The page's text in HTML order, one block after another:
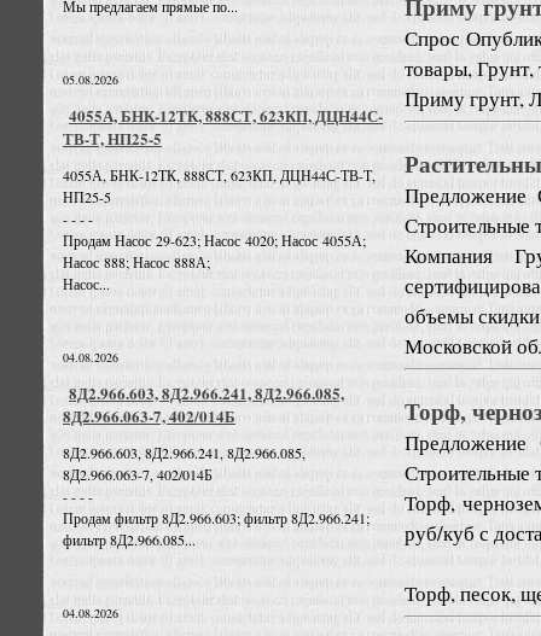
Мы предлагаем прямые по...
05.08.2026
4055А, БНК-12ТК, 888СТ, 623КП, ДЦН44С-
ТВ-Т, НП25-5
4055А, БНК-12ТК, 888СТ, 623КП, ДЦН44С-ТВ-Т,
НП25-5
- - - -
Продам Насос 29-623; Насос 4020; Насос 4055А;
Насос 888; Насос 888А;
Насос...
04.08.2026
8Д2.966.603, 8Д2.966.241, 8Д2.966.085,
8Д2.966.063-7, 402/014Б
8Д2.966.603, 8Д2.966.241, 8Д2.966.085,
8Д2.966.063-7, 402/014Б
- - - -
Продам фильтр 8Д2.966.603; фильтр 8Д2.966.241;
фильтр 8Д2.966.085...
04.08.2026
Приму
Спрос
товары, Грунт,
Приму грунт,
Предложение
Строительные
Компания
объемы
Московской
Торф,
Предложение
Строительные
Торф,
руб/куб с
Торф, песок,